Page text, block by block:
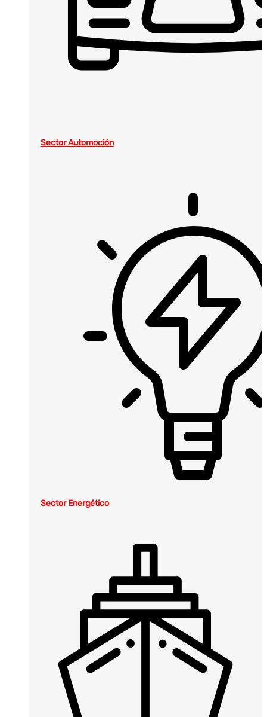
Sector Automoción
Sector Energético